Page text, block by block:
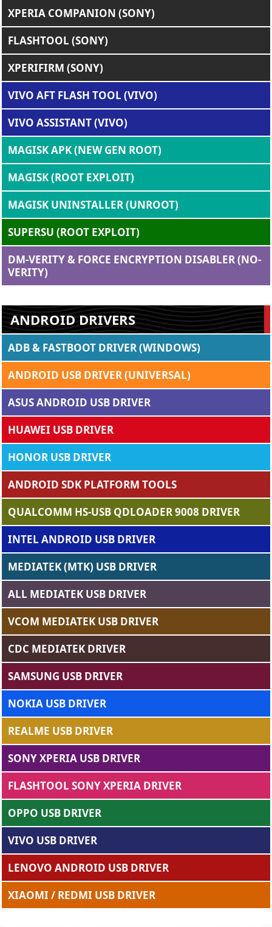
XPERIA COMPANION (SONY)
FLASHTOOL (SONY)
XPERIFIRM (SONY)
VIVO AFT FLASH TOOL (VIVO)
VIVO ASSISTANT (VIVO)
MAGISK APK (NEW GEN ROOT)
MAGISK (ROOT EXPLOIT)
MAGISK UNINSTALLER (UNROOT)
SUPERSU (ROOT EXPLOIT)
DM-VERITY & FORCE ENCRYPTION DISABLER (NO-
VERITY)
ANDROID DRIVERS
ADB & FASTBOOT DRIVER (WINDOWS)
ANDROID USB DRIVER (UNIVERSAL)
ASUS ANDROID USB DRIVER
HUAWEI USB DRIVER
HONOR USB DRIVER
ANDROID SDK PLATFORM TOOLS
QUALCOMM HS-USB QDLOADER 9008 DRIVER
INTEL ANDROID USB DRIVER
MEDIATEK (MTK) USB DRIVER
ALL MEDIATEK USB DRIVER
VCOM MEDIATEK USB DRIVER
CDC MEDIATEK DRIVER
SAMSUNG USB DRIVER
NOKIA USB DRIVER
REALME USB DRIVER
SONY XPERIA USB DRIVER
FLASHTOOL SONY XPERIA DRIVER
OPPO USB DRIVER
VIVO USB DRIVER
LENOVO ANDROID USB DRIVER
XIAOMI / REDMI USB DRIVER